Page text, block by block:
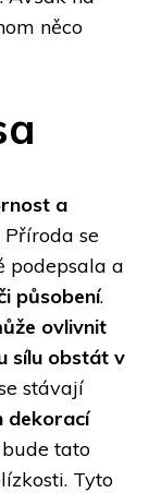
něco
a
Příroda se
podepsala a
působení.
ovlivnit
sílu obstát v
stávají
dekorací
tato
Tyto